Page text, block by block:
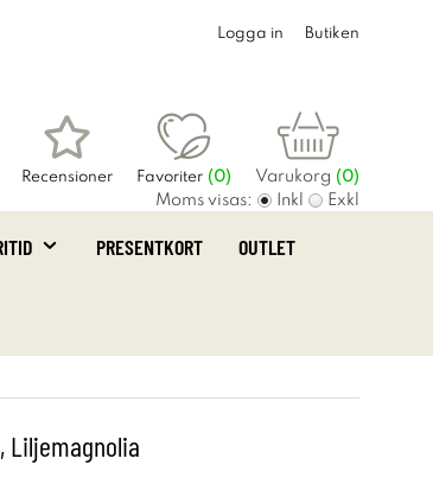
Logga in Butiken
Recensioner Favoriter (0) Varukorg (0)
Moms visas: Inkl Exkl
PRESENTKORT OUTLET
Liljemagnolia